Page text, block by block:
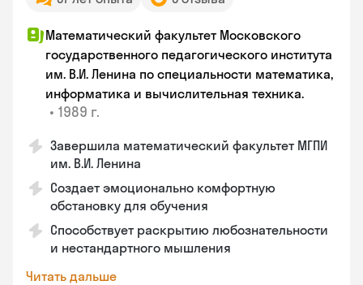
Математический факультет Московского
государственного педагогического института
им. В.И. Ленина по специальности математика,
информатика и вычислительная техника.
• 1989 г.
Завершила математический факультет МГПИ
им. В.И. Ленина
Создает эмоционально комфортную
обстановку для обучения
Способствует раскрытию любознательности
и нестандартного мышления
Читать дальше